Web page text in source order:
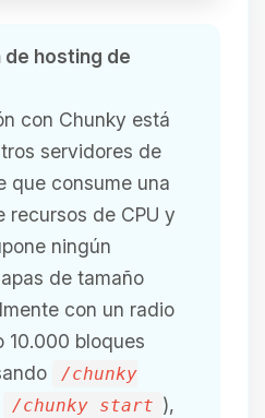
de hosting de
con Chunky está
servidores de
que consume una
recursos de CPU y
ningún
de tamaño
con un radio
10.000 bloques
/chunky
/chunky start ),